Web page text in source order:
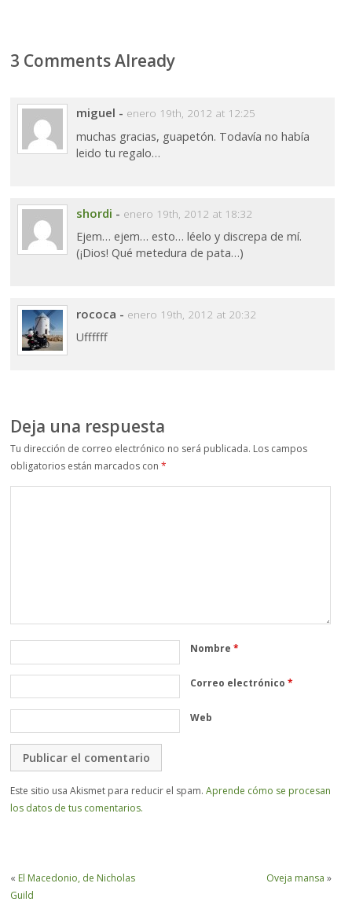
3 Comments Already
miguel - enero 19th, 2012 at 12:25
muchas gracias, guapetón. Todavía no había
leido tu regalo…
shordi - enero 19th, 2012 at 18:32
Ejem… ejem… esto… léelo y discrepa de mí.
(¡Dios! Qué metedura de pata…)
rococa - enero 19th, 2012 at 20:32
Uffffff
Deja una respuesta
Tu dirección de correo electrónico no será publicada. Los campos
obligatorios están marcados con*
Nombre*
Correo electrónico*
Web
Este sitio usa Akismet para reducir el spam.Aprende cómo se procesan
los datos de tus comentarios.
« El Macedonio, de Nicholas
Guild
Oveja mansa »